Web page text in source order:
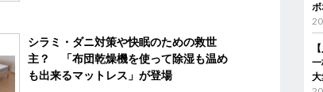
シラミ・ダニ対策や快眠のための救世
主？ 「布団乾燥機を使って除湿も温め
も出来るマットレス」が登場
大